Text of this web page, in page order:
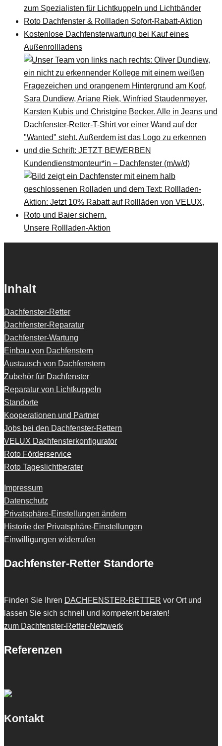
zum Spezialisten für Lichtkuppeln und Lichtbänder
Roto Dachfenster & Rollladen Sofort-Rabatt-Aktion
Kostenlose Dachfensterwartung bei Kauf eines
Außenrollladens
Kundendienstmonteur*in – Dachfenster (m/w/d)
Unsere Rollladen-Aktion
Inhalt
Dachfenster-Retter
Dachfenster-Reparatur
Dachfenster-Wartung
Einbau von Dachfenstern
Austausch von Dachfenstern
Zubehör für Dachfenster
Reparatur von Lichtkuppeln
Standorte
Kooperationen und Partner
Jobs bei den Dachfenster-Rettern
VELUX Dachfensterkonfigurator
Roto Förderservice
Roto Tageslichtberater
Impressum
Datenschutz
Privatsphäre-Einstellungen ändern
Historie der Privatsphäre-Einstellungen
Einwilligungen widerrufen
Dachfenster-Retter Standorte
Finden Sie Ihren DACHFENSTER-RETTER vor Ort und
lassen Sie sich schnell und kompetent beraten!
zum Dachfenster-Retter-Netzwerk
Referenzen
Kontakt